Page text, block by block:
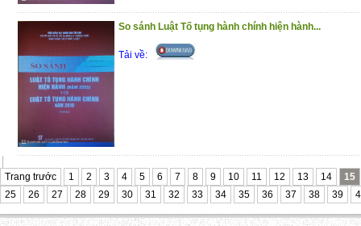
So sánh Luật Tố tụng hành chính hiện hành...
Tải về:
Trang trước 1 2 3 4 5 6 7 8 9 10 11 12 13 14
15
25
26 27 28 29 30 31 32 33 34 35 36 37 38 39